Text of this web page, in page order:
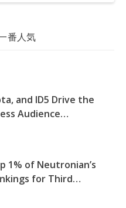
番人気
and ID5 Drive the
Audience
1% of Neutronian’s
for Third